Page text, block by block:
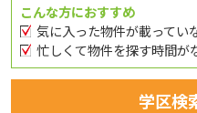
こんな方におすすめ
気に入った物件が載ってい
忙しくて物件を探す時間が
学区検